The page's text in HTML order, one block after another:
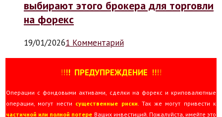
выбирают этого брокера для торговли
на форекс
19/01/20261 Комментарий
!!!! ПРЕДУПРЕЖДЕНИЕ !!!!
Операции с фондовыми активами, сделки на форекс и криповалютные
операции, могут нести существенные риски. Так же могут привести к
частичной или полной потере Ваших инвестиций. Пожалуйста, имейте это